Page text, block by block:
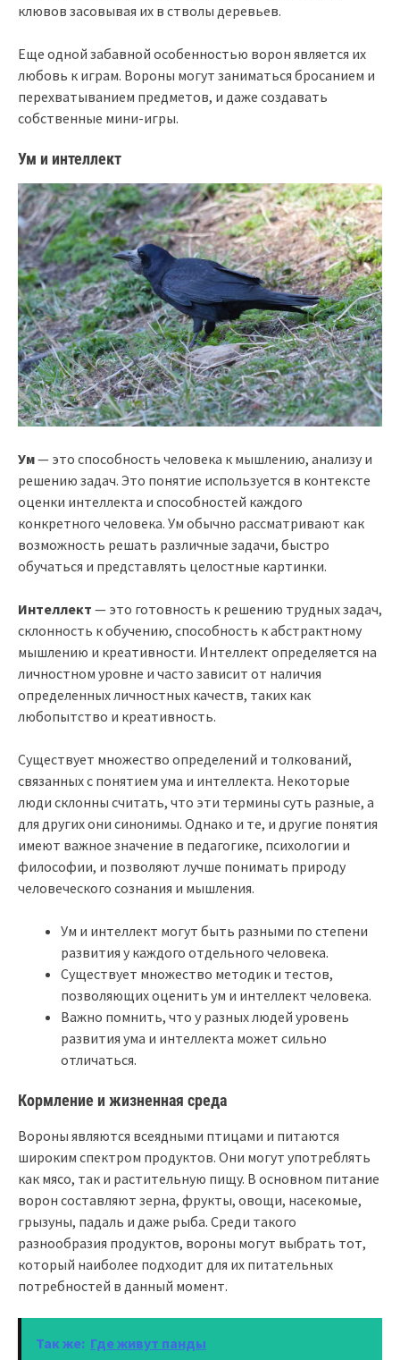
клювов засовывая их в стволы деревьев.
Еще одной забавной особенностью ворон является их
любовь к играм. Вороны могут заниматься бросанием и
перехватыванием предметов, и даже создавать
собственные мини-игры.
Ум и интеллект
Ум— это способность человека к мышлению, анализу и
решению задач. Это понятие используется в контексте
оценки интеллекта и способностей каждого
конкретного человека. Ум обычно рассматривают как
возможность решать различные задачи, быстро
обучаться и представлять целостные картинки.
Интеллект — это готовность к решению трудных задач,
склонность к обучению, способность к абстрактному
мышлению и креативности. Интеллект определяется на
личностном уровне и часто зависит от наличия
определенных личностных качеств, таких как
любопытство и креативность.
Существует множество определений и толкований,
связанных с понятием ума и интеллекта. Некоторые
люди склонны считать, что эти термины суть разные, а
для других они синонимы. Однако и те, и другие понятия
имеют важное значение в педагогике, психологии и
философии, и позволяют лучше понимать природу
человеческого сознания и мышления.
Ум и интеллект могут быть разными по степени
развития у каждого отдельного человека.
Существует множество методик и тестов,
позволяющих оценить ум и интеллект человека.
Важно помнить, что у разных людей уровень
развития ума и интеллекта может сильно
отличаться.
Кормление и жизненная среда
Вороны являются всеядными птицами и питаются
широким спектром продуктов. Они могут употреблять
как мясо, так и растительную пищу. В основном питание
ворон составляют зерна, фрукты, овощи, насекомые,
грызуны, падаль и даже рыба. Среди такого
разнообразия продуктов, вороны могут выбрать тот,
который наиболее подходит для их питательных
потребностей в данный момент.
Так же: Где живут панды